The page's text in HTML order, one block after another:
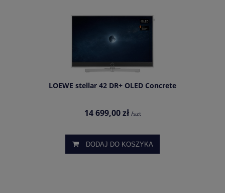
LOEWE stellar 42 DR+ OLED Concrete
14 699,00 zł /szt
DODAJ DO KOSZYKA